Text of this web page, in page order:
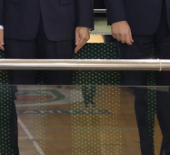
والخدمة
المجتمعية
الإستشارات